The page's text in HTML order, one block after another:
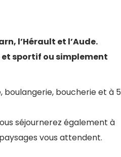
l’Hérault et l’Aude.
sportif ou simplement
boucherie et à 5
séjournerez également à
vous attendent.